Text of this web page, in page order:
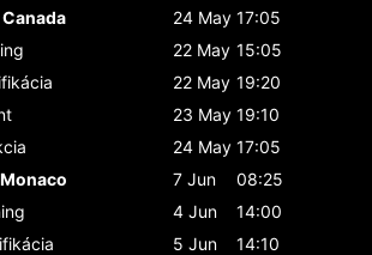
Canada
24 May 17:05
22 May 15:05
22 May 19:20
23 May 19:10
24 May 17:05
Monaco
7 Jun
08:25
4 Jun
14:00
5 Jun
14:10